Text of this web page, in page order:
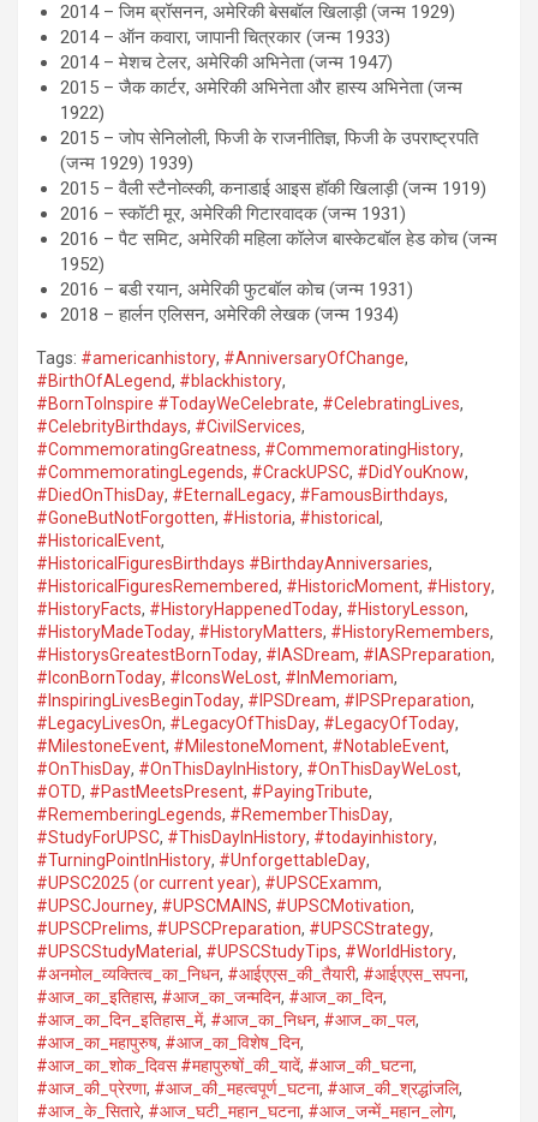
2014 – जिम ब्रॉसनन, अमेरिकी बेसबॉल खिलाड़ी (जन्म 1929)
2014 – ऑन कवारा, जापानी चित्रकार (जन्म 1933)
2014 – मेशच टेलर, अमेरिकी अभिनेता (जन्म 1947)
2015 – जैक कार्टर, अमेरिकी अभिनेता और हास्य अभिनेता (जन्म
1922)
2015 – जोप सेनिलोली, फिजी के राजनीतिज्ञ, फिजी के उपराष्ट्रपति
(जन्म 1929) 1939)
2015 – वैली स्टैनोव्स्की, कनाडाई आइस हॉकी खिलाड़ी (जन्म 1919)
2016 – स्कॉटी मूर, अमेरिकी गिटारवादक (जन्म 1931)
2016 – पैट समिट, अमेरिकी महिला कॉलेज बास्केटबॉल हेड कोच (जन्म
1952)
2016 – बडी रयान, अमेरिकी फुटबॉल कोच (जन्म 1931)
2018 – हार्लन एलिसन, अमेरिकी लेखक (जन्म 1934)
Tags: #americanhistory, #AnniversaryOfChange,
#BirthOfALegend, #blackhistory,
#BornToInspire #TodayWeCelebrate, #CelebratingLives,
#CelebrityBirthdays, #CivilServices,
#CommemoratingGreatness, #CommemoratingHistory,
#CommemoratingLegends, #CrackUPSC, #DidYouKnow,
#DiedOnThisDay, #EternalLegacy, #FamousBirthdays,
#GoneButNotForgotten, #Historia, #historical ,
#HistoricalEvent,
#HistoricalFiguresBirthdays #BirthdayAnniversaries,
#HistoricalFiguresRemembered, #HistoricMoment, #History,
#HistoryFacts, #HistoryHappenedToday, #HistoryLesson,
#HistoryMadeToday, #HistoryMatters, #HistoryRemembers,
#HistorysGreatestBornToday, #IASDream, #IASPreparation,
#IconBornToday, #IconsWeLost, #InMemoriam,
#InspiringLivesBeginToday, #IPSDream, #IPSPreparation,
#LegacyLivesOn, #LegacyOfThisDay, #LegacyOfToday,
#MilestoneEvent, #MilestoneMoment, #NotableEvent,
#OnThisDay, #OnThisDayInHistory, #OnThisDayWeLost,
#OTD, #PastMeetsPresent, #PayingTribute,
#RememberingLegends, #RememberThisDay,
#StudyForUPSC, #ThisDayInHistory, #todayinhistory,
#TurningPointInHistory, #UnforgettableDay,
#UPSC2025 (or current year), #UPSCExamm,
#UPSCJourney, #UPSCMAINS, #UPSCMotivation,
#UPSCPrelims, #UPSCPreparation, #UPSCStrategy,
#UPSCStudyMaterial , #UPSCStudyTips, #WorldHistory,
#अनमोल_व्यक्तित्व_का_निधन, #आईएएस_की_तैयारी, #आईएएस_सपना,
#आज_का_इतिहास, #आज_का_जन्मदिन, #आज_का_दिन,
#आज_का_दिन_इतिहास_में, #आज_का_निधन, #आज_का_पल,
#आज_का_महापुरुष, #आज_का_विशेष_दिन,
#आज_का_शोक_दिवस #महापुरुषों_की_यादें, #आज_की_घटना,
#आज_की_प्रेरणा, #आज_की_महत्वपूर्ण_घटना, #आज_की_श्रद्धांजलि,
#आज_के_सितारे, #आज_घटी_महान_घटना, #आज_जन्में_महान_लोग,